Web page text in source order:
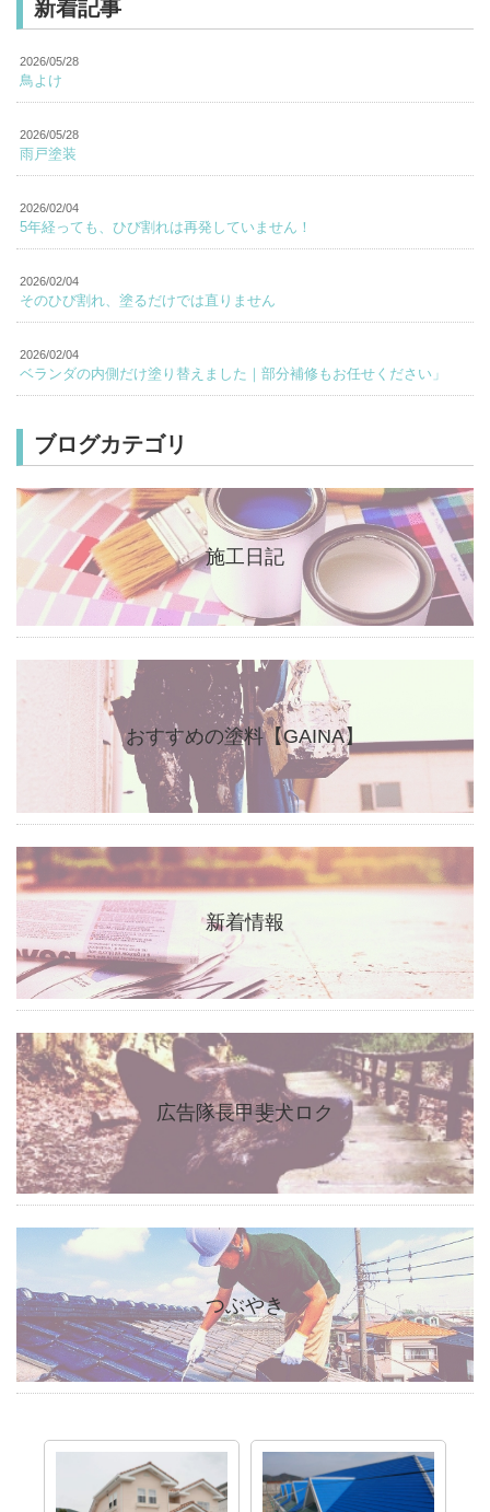
新着記事
2026/05/28
鳥よけ
2026/05/28
雨戸塗装
2026/02/04
5年経っても、ひび割れは再発していません！
2026/02/04
そのひび割れ、塗るだけでは直りません
2026/02/04
ベランダの内側だけ塗り替えました｜部分補修もお任せください」
ブログカテゴリ
施工日記
おすすめの塗料【GAINA】
新着情報
広告隊長甲斐犬ロク
つぶやき